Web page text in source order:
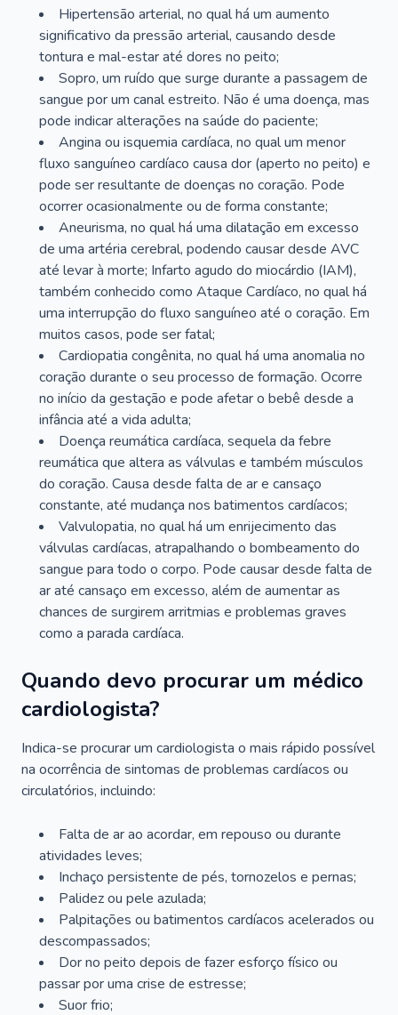
Hipertensão arterial, no qual há um aumento
significativo da pressão arterial, causando desde
tontura e mal-estar até dores no peito;
Sopro, um ruído que surge durante a passagem de
sangue por um canal estreito. Não é uma doença, mas
pode indicar alterações na saúde do paciente;
Angina ou isquemia cardíaca, no qual um menor
fluxo sanguíneo cardíaco causa dor (aperto no peito) e
pode ser resultante de doenças no coração. Pode
ocorrer ocasionalmente ou de forma constante;
Aneurisma, no qual há uma dilatação em excesso
de uma artéria cerebral, podendo causar desde AVC
até levar à morte; Infarto agudo do miocárdio (IAM),
também conhecido como Ataque Cardíaco, no qual há
uma interrupção do fluxo sanguíneo até o coração. Em
muitos casos, pode ser fatal;
Cardiopatia congênita, no qual há uma anomalia no
coração durante o seu processo de formação. Ocorre
no início da gestação e pode afetar o bebê desde a
infância até a vida adulta;
Doença reumática cardíaca, sequela da febre
reumática que altera as válvulas e também músculos
do coração. Causa desde falta de ar e cansaço
constante, até mudança nos batimentos cardíacos;
Valvulopatia, no qual há um enrijecimento das
válvulas cardíacas, atrapalhando o bombeamento do
sangue para todo o corpo. Pode causar desde falta de
ar até cansaço em excesso, além de aumentar as
chances de surgirem arritmias e problemas graves
como a parada cardíaca.
Quando devo procurar um médico
cardiologista?
Indica-se procurar um cardiologista o mais rápido possível
na ocorrência de sintomas de problemas cardíacos ou
circulatórios, incluindo:
Falta de ar ao acordar, em repouso ou durante
atividades leves;
Inchaço persistente de pés, tornozelos e pernas;
Palidez ou pele azulada;
Palpitações ou batimentos cardíacos acelerados ou
descompassados;
Dor no peito depois de fazer esforço físico ou
passar por uma crise de estresse;
Suor frio;